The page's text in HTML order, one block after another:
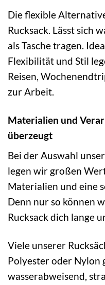
Die flexible
Rucksack. Lässt sich
als Tasche tragen.
Flexibilität und Stil
Reisen,
zur Arbeit.
Materialien und
überzeugt
Bei der Auswahl
legen wir großen
Materialien und eine
Denn nur so können
Rucksack dich lange
Viele unserer
Polyester oder Nylon
wasserabweisend,